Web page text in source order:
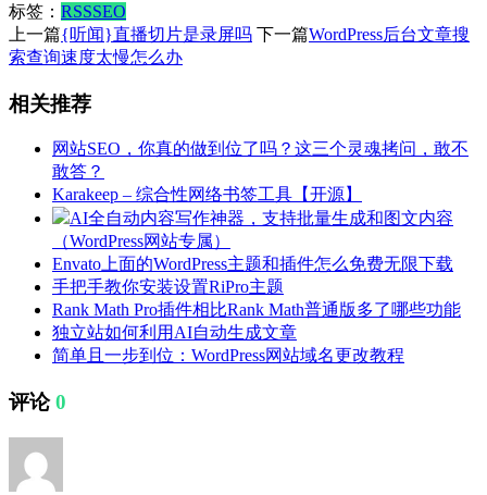
标签： RSSSEO
上一篇{听闻}直播切片是录屏吗 下一篇WordPress后台文章搜
索查询速度太慢怎么办
相关推荐
网站SEO，你真的做到位了吗？这三个灵魂拷问，敢不
敢答？
Karakeep – 综合性网络书签工具【开源】
AI全自动内容写作神器，支持批量生成和图文内容
（WordPress网站专属）
Envato上面的WordPress主题和插件怎么免费无限下载
手把手教你安装设置RiPro主题
Rank Math Pro插件相比Rank Math普通版多了哪些功能
独立站如何利用AI自动生成文章
简单且一步到位：WordPress网站域名更改教程
评论0